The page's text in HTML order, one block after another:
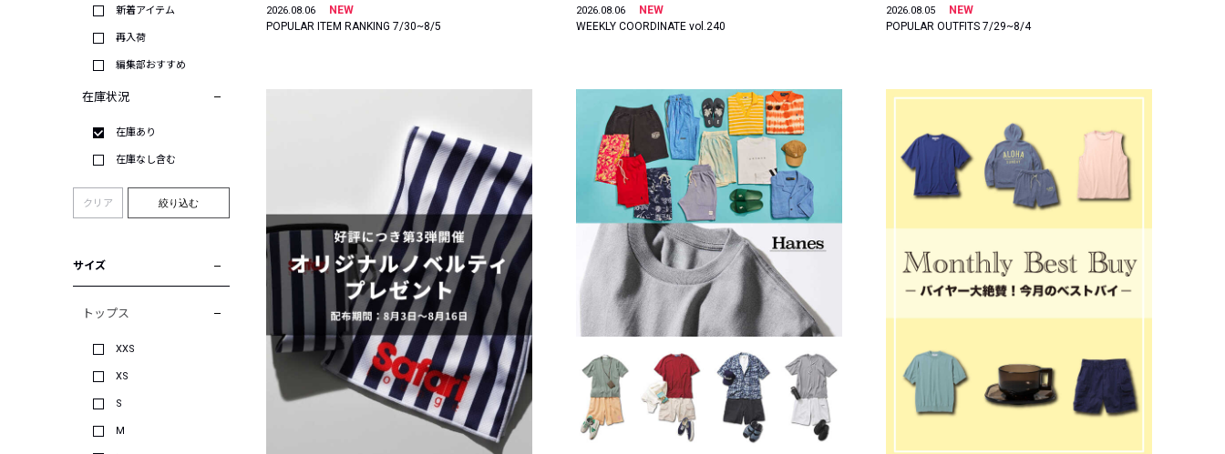
新着アイテム
再入荷
編集部おすすめ
在庫状況
在庫あり
在庫なし含む
クリア 絞り込む
サイズ
トップス
XXS
XS
S
M
2026.08.06
NEW
POPULAR ITEM RANKING 7/30~8/5
2026.08.06
NEW
WEEKLY COORDINATE vol.240
2026.08.05
NEW
POPULAR OUTFITS 7/29~8/4